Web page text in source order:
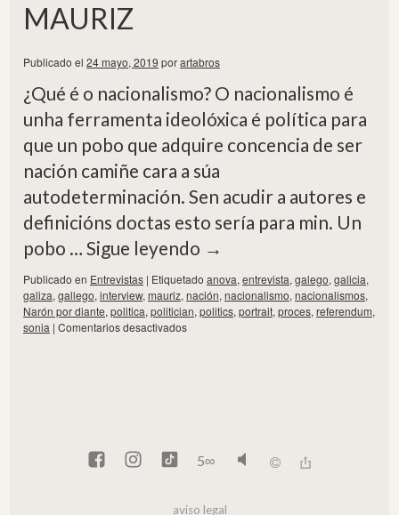
MAURIZ
Publicado el 24 mayo, 2019 porartabros
¿Qué é o nacionalismo? O nacionalismo é
unha ferramenta ideolóxica é política para
que un pobo que adquire concencia de ser
nación camiñe cara a súa
autodeterminación. Sen acudir a autores e
definicións doctas esto sería para min. Un
pobo … Sigue leyendo →
Publicado en Entrevistas | Etiquetado anova, entrevista, galego, galicia,
galiza, gallego, interview, mauriz, nación, nacionalismo, nacionalismos,
Narón por diante, politica, politician, politics, portrait, proces, referendum,
sonia | Comentarios desactivados
5∞
aviso legal